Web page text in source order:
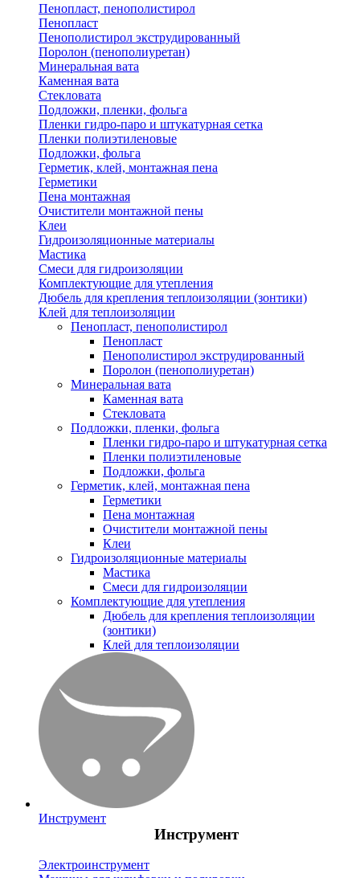
Пенопласт, пенополистирол
Пенопласт
Пенополистирол экструдированный
Поролон (пенополиуретан)
Минеральная вата
Каменная вата
Стекловата
Подложки, пленки, фольга
Пленки гидро-паро и штукатурная сетка
Пленки полиэтиленовые
Подложки, фольга
Герметик, клей, монтажная пена
Герметики
Пена монтажная
Очистители монтажной пены
Клеи
Гидроизоляционные материалы
Мастика
Смеси для гидроизоляции
Комплектующие для утепления
Дюбель для крепления теплоизоляции (зонтики)
Клей для теплоизоляции
Пенопласт, пенополистирол
Пенопласт
Пенополистирол экструдированный
Поролон (пенополиуретан)
Минеральная вата
Каменная вата
Стекловата
Подложки, пленки, фольга
Пленки гидро-паро и штукатурная сетка
Пленки полиэтиленовые
Подложки, фольга
Герметик, клей, монтажная пена
Герметики
Пена монтажная
Очистители монтажной пены
Клеи
Гидроизоляционные материалы
Мастика
Смеси для гидроизоляции
Комплектующие для утепления
Дюбель для крепления теплоизоляции
(зонтики)
Клей для теплоизоляции
Инструмент
Инструмент
Электроинструмент